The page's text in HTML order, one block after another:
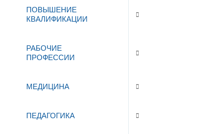
ПОВЫШЕНИЕ
КВАЛИФИКАЦИИ
РАБОЧИЕ
ПРОФЕССИИ
МЕДИЦИНА
ПЕДАГОГИКА